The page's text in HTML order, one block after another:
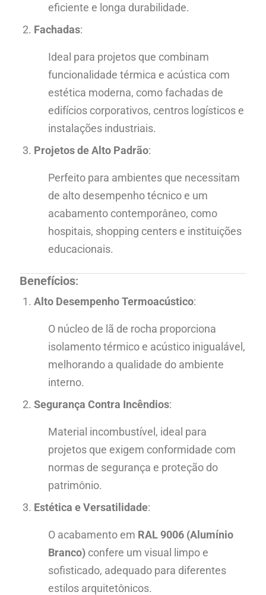
eficiente e longa durabilidade.
Fachadas:
Ideal para projetos que combinam
funcionalidade térmica e acústica com
estética moderna, como fachadas de
edifícios corporativos, centros logísticos e
instalações industriais.
Projetos de Alto Padrão:
Perfeito para ambientes que necessitam
de alto desempenho técnico e um
acabamento contemporâneo, como
hospitais, shopping centers e instituições
educacionais.
Benefícios:
Alto Desempenho Termoacústico:
O núcleo de lã de rocha proporciona
isolamento térmico e acústico inigualável,
melhorando a qualidade do ambiente
interno.
Segurança Contra Incêndios:
Material incombustível, ideal para
projetos que exigem conformidade com
normas de segurança e proteção do
patrimônio.
Estética e Versatilidade:
O acabamento em RAL 9006 (Alumínio
Branco) confere um visual limpo e
sofisticado, adequado para diferentes
estilos arquitetônicos.